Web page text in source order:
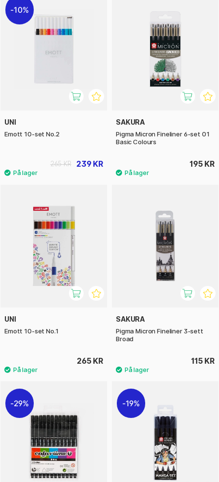
10%
UNI
Emott 10-set No.2
239 KR
265 KR
SAKURA
Pigma Micron Fineliner 6-set 01
Basic Colours
195 KR
UNI
Emott 10-set No.1
265 KR
SAKURA
Pigma Micron Fineliner 3-sett
Broad
115 KR
29% 19%